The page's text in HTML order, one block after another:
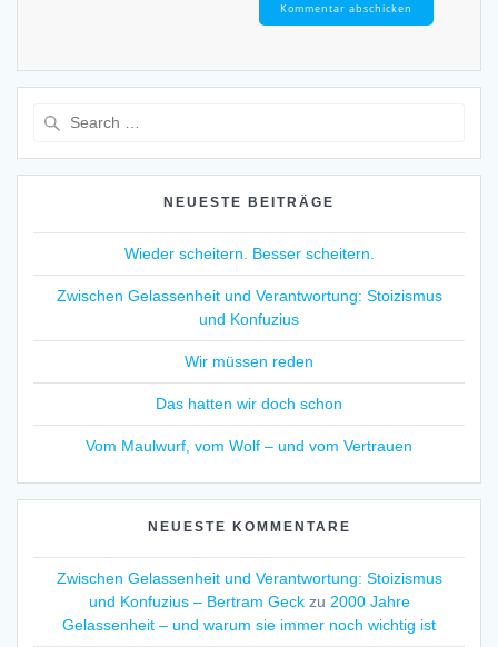
NEUESTE BEITRÄGE
Wieder scheitern. Besser scheitern.
Zwischen Gelassenheit und Verantwortung: Stoizismus
und Konfuzius
Wir müssen reden
Das hatten wir doch schon
Vom Maulwurf, vom Wolf – und vom Vertrauen
NEUESTE KOMMENTARE
Zwischen Gelassenheit und Verantwortung: Stoizismus
und Konfuzius – Bertram Geckzu 2000 Jahre
Gelassenheit – und warum sie immer noch wichtig ist